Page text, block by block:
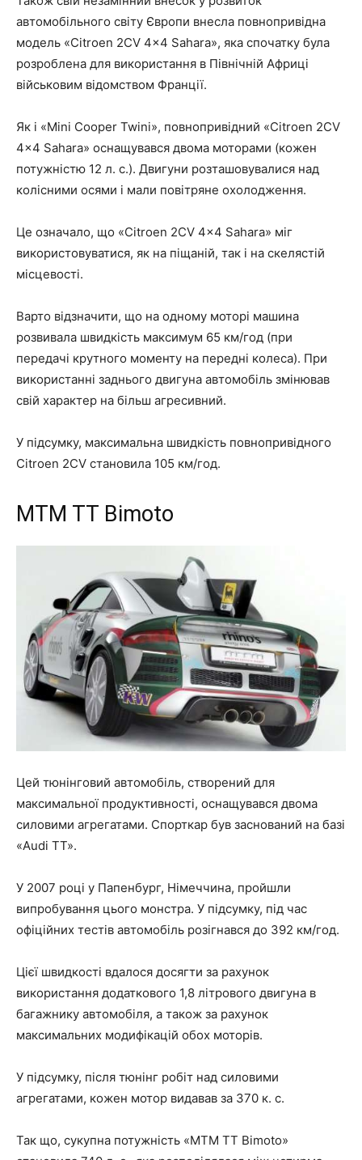
автомобільного світу Європи внесла повнопривідна
модель «Citroen 2CV 4×4 Sahara», яка спочатку була
розроблена для використання в Північній Африці
військовим відомством Франції.
Як і «Mini Cooper Twini», повнопривідний «Citroen 2CV
4×4 Sahara» оснащувався двома моторами (кожен
потужністю 12 л. с.). Двигуни розташовувалися над
колісними осями і мали повітряне охолодження.
Це означало, що «Citroen 2CV 4×4 Sahara» міг
використовуватися, як на піщаній, так і на скелястій
місцевості.
Варто відзначити, що на одному моторі машина
розвивала швидкість максимум 65 км/год (при
передачі крутного моменту на передні колеса). При
використанні заднього двигуна автомобіль змінював
свій характер на більш агресивний.
У підсумку, максимальна швидкість повнопривідного
Citroen 2CV становила 105 км/год.
MTM TT Bimoto
Цей тюнінговий автомобіль, створений для
максимальної продуктивності, оснащувався двома
силовими агрегатами. Спорткар був заснований на базі
«Audi TT».
У 2007 році у Папенбург, Німеччина, пройшли
випробування цього монстра. У підсумку, під час
офіційних тестів автомобіль розігнався до 392 км/год.
Цієї швидкості вдалося досягти за рахунок
використання додаткового 1,8 літрового двигуна в
багажнику автомобіля, а також за рахунок
максимальних модифікацій обох моторів.
У підсумку, після тюнінг робіт над силовими
агрегатами, кожен мотор видавав за 370 к. с.
Так що, сукупна потужність «MTM TT Bimoto»